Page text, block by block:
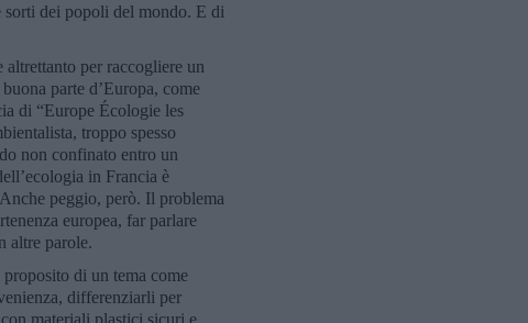
sorti dei popoli del mondo. E di
altrettanto per raccogliere un
parte d’Europa, come
di “Europe Écologie les
troppo spesso
non confinato entro un
in Francia è
peggio, però. Il problema
europea, far parlare
altre parole.
di un tema come
differenziarli per
materiali plastici sicuri e